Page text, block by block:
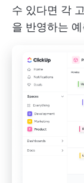
수 있다면 각
을 반영하는